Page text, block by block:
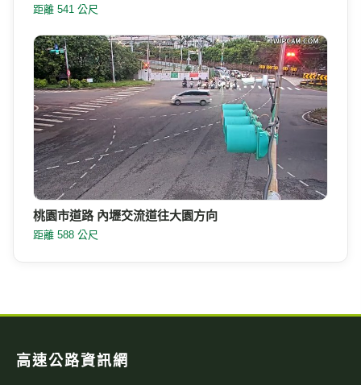
距離 541 公尺
桃園市道路 內壢交流道往大園方向
距離 588 公尺
高速公路資訊網